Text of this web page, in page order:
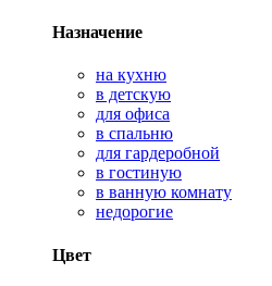
Назначение
на кухню
в детскую
для офиса
в спальню
для гардеробной
в гостиную
в ванную комнату
недорогие
Цвет